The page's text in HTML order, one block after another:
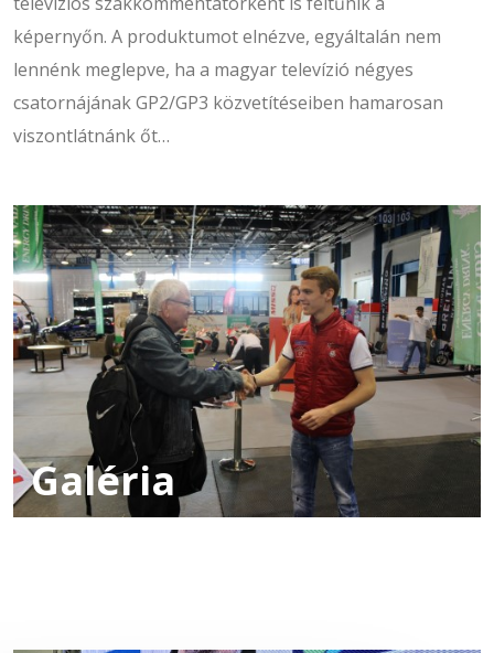
képernyőn. A produktumot elnézve, egyáltalán nem
lennénk meglepve, ha a magyar televízió négyes
csatornájának GP2/GP3 közvetítéseiben hamarosan
viszontlátnánk őt…
Galéria